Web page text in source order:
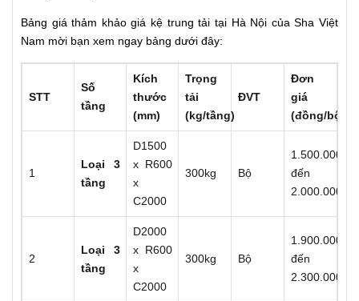
Bảng giá thảm khảo giá kệ trung tải tại Hà Nội của Sha Việt
Nam mời bạn xem ngay bảng dưới đây:
STT
Số
tầng
Kích
thước
(mm)
Trọng
tải
(kg/tầng)
ĐVT
Đơn
giá
(đồng/bộ)
1
Loại 3
tầng
D1500
x R600
x
C2000
300kg Bộ
1.500.000
đến
2.000.000
2
Loại 3
tầng
D2000
x R600
x
C2000
300kg Bộ
1.900.000
đến
2.300.000